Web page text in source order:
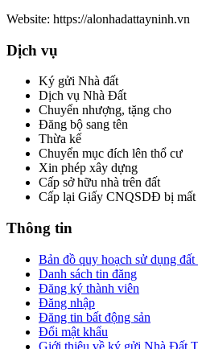
Website: https://alonhadattayninh.vn
Dịch vụ
Ký gửi Nhà đất
Dịch vụ Nhà Đất
Chuyển nhượng, tặng cho
Đăng bộ sang tên
Thừa kế
Chuyển mục đích lên thổ cư
Xin phép xây dựng
Cấp sở hữu nhà trên đất
Cấp lại Giấy CNQSDĐ bị mất
Thông tin
Bản đồ quy hoạch sử dụng đất
Danh sách tin đăng
Đăng ký thành viên
Đăng nhập
Đăng tin bất động sản
Đổi mật khẩu
Giới thiệu về ký gửi Nhà Đất